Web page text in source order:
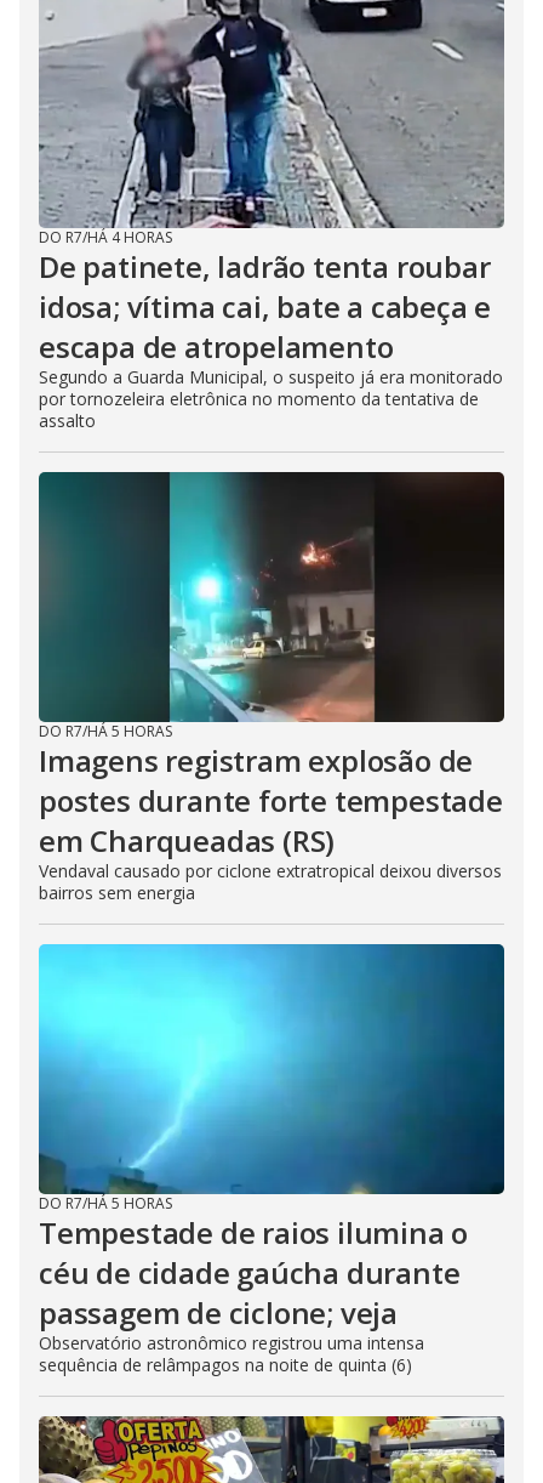
DO R7/HÁ 4 HORAS
De patinete, ladrão tenta roubar
idosa; vítima cai, bate a cabeça e
escapa de atropelamento
Segundo a Guarda Municipal, o suspeito já era monitorado
por tornozeleira eletrônica no momento da tentativa de
assalto
DO R7/HÁ 5 HORAS
Imagens registram explosão de
postes durante forte tempestade
em Charqueadas (RS)
Vendaval causado por ciclone extratropical deixou diversos
bairros sem energia
DO R7/HÁ 5 HORAS
Tempestade de raios ilumina o
céu de cidade gaúcha durante
passagem de ciclone; veja
Observatório astronômico registrou uma intensa
sequência de relâmpagos na noite de quinta (6)